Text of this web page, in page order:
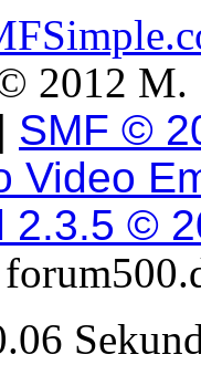
2012 M.
| SMF ©
Video
2.3.5 ©